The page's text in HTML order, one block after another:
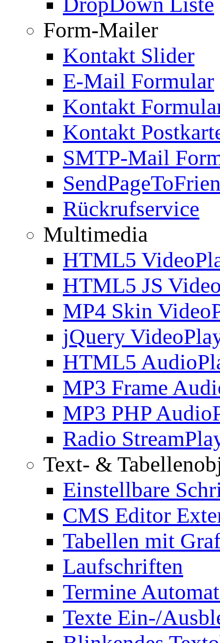
Form-Mailer
Kontakt Slider
E-Mail Formular
Kontakt
Kontakt
SMTP-Mail
Rückrufservice
Multimedia
HTML5
HTML5 JS
MP4 Skin
jQuery
HTML5
MP3 Frame
MP3 PHP
Radio
Text- &
Einstellbare
CMS Editor
Tabellen mit
Laufschriften
Termine
Texte Ein-/